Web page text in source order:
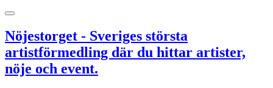
Nöjestorget - Sveriges största
artistförmedling där du hittar artister,
nöje och event.